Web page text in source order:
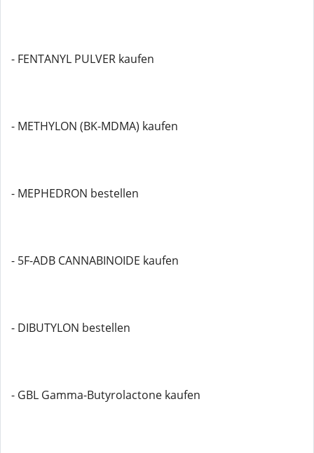
- FENTANYL PULVER kaufen
- METHYLON (BK-MDMA) kaufen
- MEPHEDRON bestellen
- 5F-ADB CANNABINOIDE kaufen
- DIBUTYLON bestellen
- GBL Gamma-Butyrolactone kaufen